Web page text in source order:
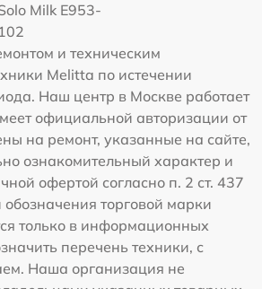
Milk E953-
102
и техническим
Melitta по истечении
Наш центр в Москве работает
официальной авторизации от
на ремонт, указанные на сайте,
ознакомительный характер и
офертой согласно п. 2 ст. 437
торговой марки
только в информационных
перечень техники, с
Наша организация не